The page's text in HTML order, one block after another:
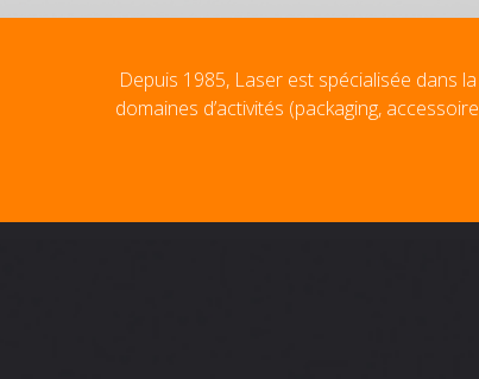
Depuis 1985, Laser est spécialisée dans
domaines d’activités (packaging,